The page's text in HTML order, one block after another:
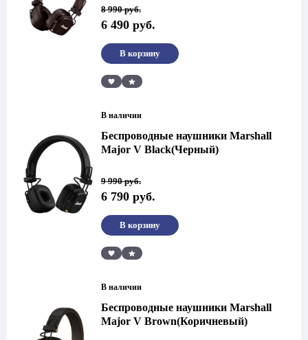
8 990руб.
Первоначальная
цена
составляла
990 руб..
6 490 руб.
Текущая
цена:
6
490 руб..
Сравнить
В корзину
В наличии
Беспроводные наушники Marshall
Major V Black(Черный)
9 990руб.
Первоначальная
цена
составляла
990 руб..
6 790 руб.
Текущая
цена:
6
790 руб..
Сравнить
В корзину
В наличии
Беспроводные наушники Marshall
Major V Brown(Коричневый)